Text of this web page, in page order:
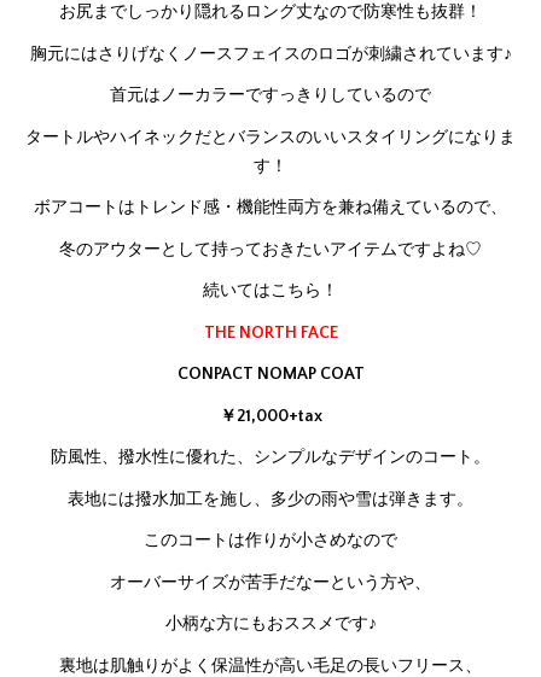
お尻までしっかり隠れるロング丈なので防寒性も抜群！
胸元にはさりげなくノースフェイスのロゴが刺繍されています♪
首元はノーカラーですっきりしているので
タートルやハイネックだとバランスのいいスタイリングになりま
す！
ボアコートはトレンド感・機能性両方を兼ね備えているので、
冬のアウターとして持っておきたいアイテムですよね♡
続いてはこちら！
THE NORTH FACE
CONPACT NOMAP COAT
￥21,000+tax
防風性、撥水性に優れた、シンプルなデザインのコート。
表地には撥水加工を施し、多少の雨や雪は弾きます。
このコートは作りが小さめなので
オーバーサイズが苦手だなーという方や、
小柄な方にもおススメです♪
裏地は肌触りがよく保温性が高い毛足の長いフリース、